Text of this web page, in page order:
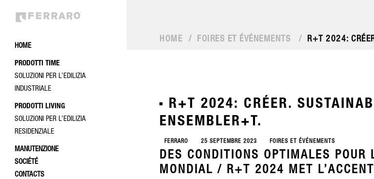
HOME
PRODOTTI TIME
SOLUZIONI PER L’EDILIZIA
INDUSTRIALE
PRODOTTI LIVING
SOLUZIONI PER L’EDILIZIA
RESIDENZIALE
MANUTENZIONE
SOCIÉTÉ
CONTACTS
HOME / FOIRES ET ÉVÉNEMENTS / R+T 2024:
R+T 2024: CRÉER.
ENSEMBLER+T.
FERRARO 25 SEPTEMBRE 2023 FOIRES ET ÉVÉNEMENTS
DES CONDITIONS OPTIMALES POUR
MONDIAL / R+T 2024 MET